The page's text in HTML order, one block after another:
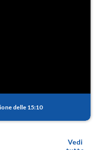
delle 15:10
Vedi